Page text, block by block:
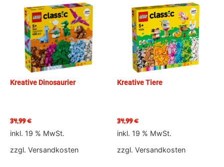
Kreative Dinosaurier
34,99€
inkl. 19 % MwSt.
zzgl. Versandkosten
Kreative Tiere
34,99€
inkl. 19 % MwSt.
zzgl. Versandkosten